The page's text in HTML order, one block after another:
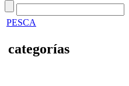
PESCA
categorías